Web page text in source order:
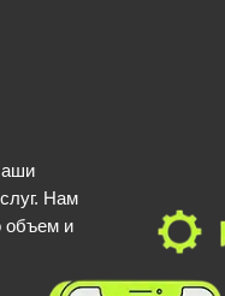
Нам
объем и